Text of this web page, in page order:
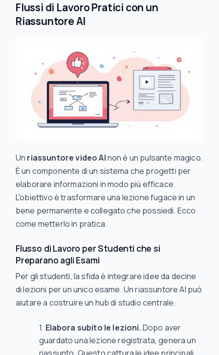
Flussi di Lavoro Pratici con un
Riassuntore AI
Un riassuntore video AInon è un pulsante magico.
È un componente di un sistema che progetti per
elaborare informazioni in modo più efficace.
L'obiettivo è trasformare una lezione fugace in un
bene permanente e collegato che possiedi. Ecco
come metterlo in pratica.
Flusso di Lavoro per Studenti che si
Preparano agli Esami
Per gli studenti, la sfida è integrare idee da decine
di lezioni per un unico esame. Un riassuntore AI può
aiutare a costruire un hub di studio centrale.
Elabora subito le lezioni.Dopo aver
guardato una lezione registrata, genera un